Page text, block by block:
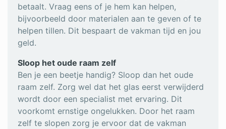
betaalt. Vraag eens of je hem kan helpen,
bijvoorbeeld door materialen aan te geven of te
helpen tillen. Dit bespaart de vakman tijd en jou
geld.
Sloop het oude raam zelf
Ben je een beetje handig? Sloop dan het oude
raam zelf. Zorg wel dat het glas eerst verwijderd
wordt door een specialist met ervaring. Dit
voorkomt ernstige ongelukken. Door het raam
zelf te slopen zorg je ervoor dat de vakman